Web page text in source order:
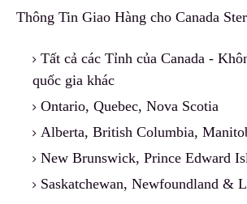
Thông Tin Giao Hàng cho Canada
Tất cả các Tỉnh của Canada -
quốc gia khác
Ontario, Quebec, Nova Scotia
Alberta, British Columbia,
New Brunswick, Prince Edward
Saskatchewan, Newfoundland &